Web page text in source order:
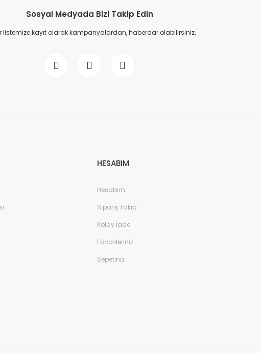
Sosyal Medyada Bizi Takip Edin
listemize kayıt olarak kampanyalardan, haberdar olabilirsiniz.
HESABIM
Hesabım
Sipariş Takip
Kolay İade
Favorileriniz
Sepetiniz